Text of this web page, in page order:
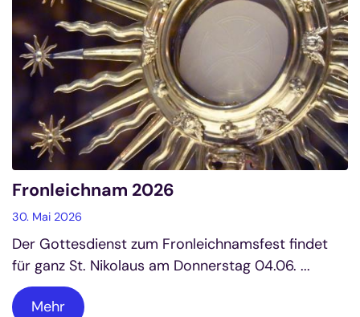
Fronleichnam 2026
30. Mai 2026
Der Gottesdienst zum Fronleichnamsfest findet
für ganz St. Nikolaus am Donnerstag 04.06. ...
Mehr